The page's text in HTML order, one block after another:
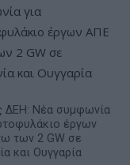
ΔΕΗ: Νέα συμφωνία
έργων
των 2 GW σε
και Ουγγαρία